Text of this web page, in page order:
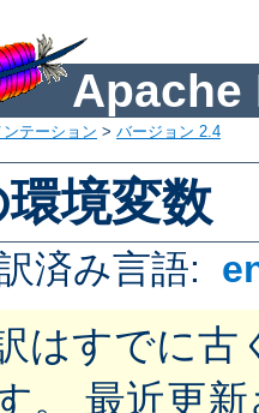
Apache
ンテーション > バージョン 2.4
境変数
済み言語:
はすでに古
。 最近更